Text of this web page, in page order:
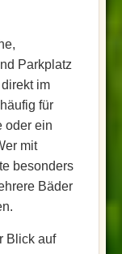
Parkplatz
im
für
oder ein
mit
besonders
Bäder
Blick auf